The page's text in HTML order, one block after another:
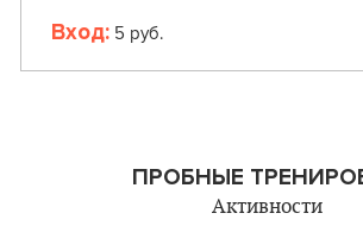
Вход: 5 руб.
ПРОБНЫЕ
Активности